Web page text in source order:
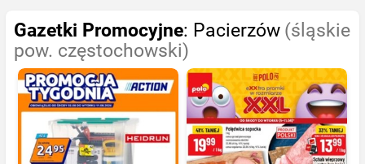
Gazetki Promocyjne: Pacierzów (śląskie
pow. częstochowski)